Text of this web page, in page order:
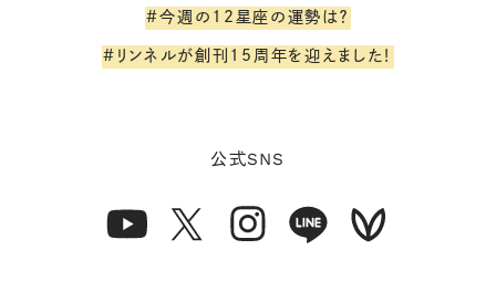
#今週の12星座の運勢は？
#リンネルが創刊15周年を迎えました！
公式SNS